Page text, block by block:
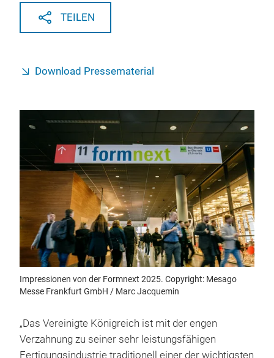
TEILEN
Download Pressematerial
Impressionen von der Formnext 2025. Copyright: Mesago
Messe Frankfurt GmbH / Marc Jacquemin
„Das Vereinigte Königreich ist mit der engen
Verzahnung zu seiner sehr leistungsfähigen
Fertigungsindustrie traditionell einer der wichtigsten